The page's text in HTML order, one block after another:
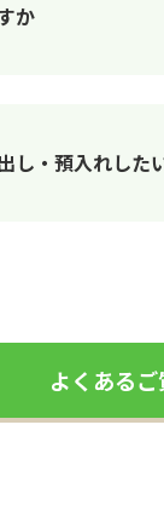
か
し・預入れした
よくある